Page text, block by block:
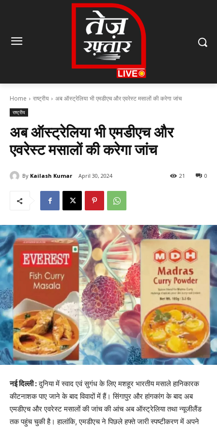
Home राष्ट्रीय अब ऑस्ट्रेलिया भी एमडीएच और एवरेस्ट मसालों की करेगा जांच
राष्ट्रीय
अब ऑस्ट्रेलिया भी एमडीएच और
एवरेस्ट मसालों की करेगा जांच
By Kailash Kumar April 30, 2024 0
21
नई दिल्ली :दुनिया में स्वाद एवं सुगंध के लिए मशहूर भारतीय मसाले हानिकारक
कीटनाशक पाए जाने के बाद विवादों में हैं। सिंगापुर और हांगकांग के बाद अब
एमडीएच और एवरेस्ट मसालों की जांच की आंच अब ऑस्ट्रेलिया तथा न्यूजीलैंड
तक पहुंच चुकी है। हालांकि, एमडीएच ने पिछले हफ्ते जारी स्पष्टीकरण में अपने